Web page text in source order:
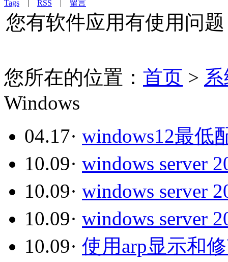
Tags | RSS | 留言
您有软件应用有使用问
您所在的位置： 首页 >
Windows
04.17· windows12最低
10.09· windows server
10.09· windows server
10.09· windows server
10.09· 使用arp显示和